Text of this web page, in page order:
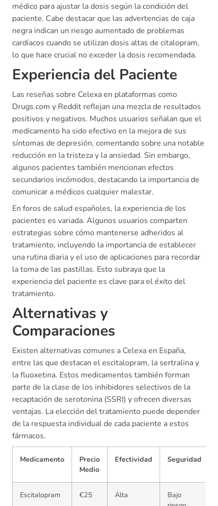
médico para ajustar la dosis según la condición del
paciente. Cabe destacar que las advertencias de caja
negra indican un riesgo aumentado de problemas
cardíacos cuando se utilizan dosis altas de citalopram,
lo que hace crucial no exceder la dosis recomendada.
Experiencia del Paciente
Las reseñas sobre Celexa en plataformas como
Drugs.com y Reddit reflejan una mezcla de resultados
positivos y negativos. Muchos usuarios señalan que el
medicamento ha sido efectivo en la mejora de sus
síntomas de depresión, comentando sobre una notable
reducción en la tristeza y la ansiedad. Sin embargo,
algunos pacientes también mencionan efectos
secundarios incómodos, destacando la importancia de
comunicar a médicos cualquier malestar.
En foros de salud españoles, la experiencia de los
pacientes es variada. Algunos usuarios comparten
estrategias sobre cómo mantenerse adheridos al
tratamiento, incluyendo la importancia de establecer
una rutina diaria y el uso de aplicaciones para recordar
la toma de las pastillas. Esto subraya que la
experiencia del paciente es clave para el éxito del
tratamiento.
Alternativas y
Comparaciones
Existen alternativas comunes a Celexa en España,
entre las que destacan el escitalopram, la sertralina y
la fluoxetina. Estos medicamentos también forman
parte de la clase de los inhibidores selectivos de la
recaptación de serotonina (SSRI) y ofrecen diversas
ventajas. La elección del tratamiento puede depender
de la respuesta individual de cada paciente a estos
fármacos.
Medicamento
Precio
Medio
Efectividad Seguridad
Escitalopram €25 Alta
Bajo